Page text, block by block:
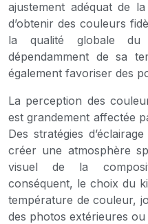
ajustement adéquat de
d’obtenir des couleurs
la qualité globale du
dépendamment de sa
également favoriser des
La perception des
est grandement affectée
Des stratégies
créer une atmosphère
visuel de la
conséquent, le choix du
température de couleur,
des photos extérieures ou